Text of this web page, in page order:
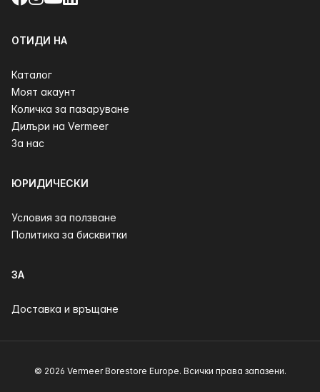
ОТИДИ НА
Каталог
Моят акаунт
Количка за пазаруване
Дилъри на Vermeer
За нас
ЮРИДИЧЕСКИ
Условия за ползване
Политика за бисквитки
ЗА
Доставка и връщане
© 2026 Vermeer Borestore Europe. Всички права запазени.